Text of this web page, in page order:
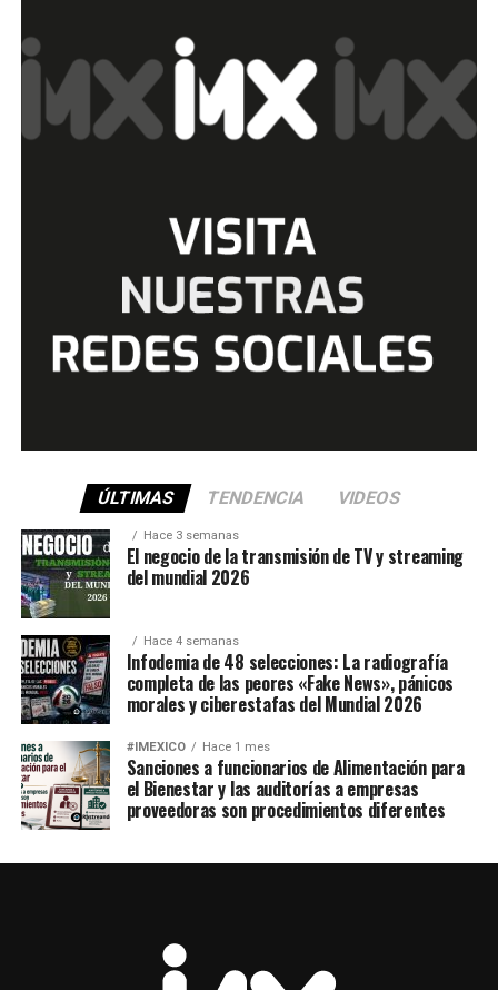
ÚLTIMAS TENDENCIA VIDEOS
Hace 3 semanas
El negocio de la transmisión de TV y streaming
del mundial 2026
Hace 4 semanas
Infodemia de 48 selecciones: La radiografía
completa de las peores «Fake News», pánicos
morales y ciberestafas del Mundial 2026
#IMEXICO Hace 1 mes
Sanciones a funcionarios de Alimentación para
el Bienestar y las auditorías a empresas
proveedoras son procedimientos diferentes